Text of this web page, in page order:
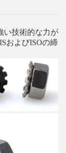
い技術的な力が
およびISOの締